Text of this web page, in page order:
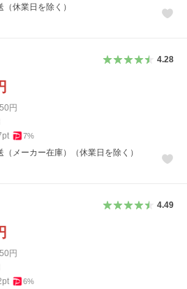
休業日を除く）
4.28
円
pt 7%
メーカー在庫）（休業日を除く）
4.49
円
pt 6%